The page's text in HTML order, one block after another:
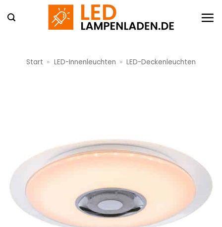
Inhalt
Start » LED-Innenleuchten » LED-Deckenleuchten